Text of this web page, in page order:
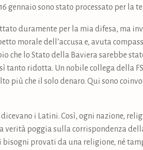
gennaio sono stato processato per la
duramente per la mia difesa, ma
morale dell’accusa e, avuta
che lo Stato della Baviera sarebbe
tanto ridotta. Un nobile collega della
più che il solo denaro. Qui sono
dicevano i Latini. Così, ogni nazione,
verità poggia sulla corrispondenza
bisogni provati da una religione, né